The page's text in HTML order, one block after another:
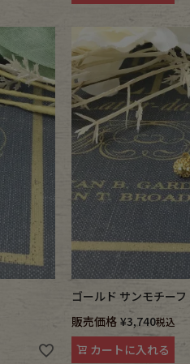
ゴールド サンモチー
販売価格 ¥3,740税込
カートに入れる